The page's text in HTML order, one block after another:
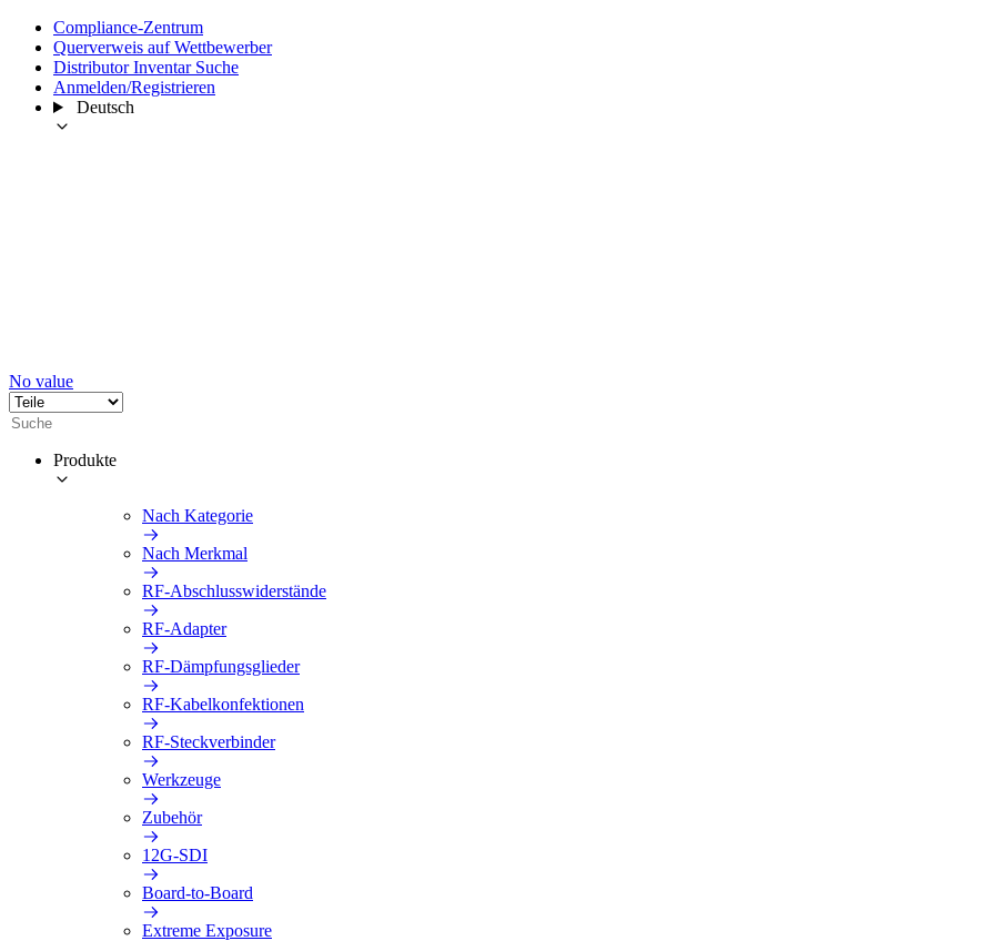
Compliance-Zentrum
Querverweis auf Wettbewerber
Distributor Inventar Suche
Anmelden/Registrieren
Deutsch
No value
Produkte
Nach Kategorie
Nach Merkmal
RF-Abschlusswiderstände
RF-Adapter
RF-Dämpfungsglieder
RF-Kabelkonfektionen
RF-Steckverbinder
Werkzeuge
Zubehör
12G-SDI
Board-to-Board
Extreme Exposure